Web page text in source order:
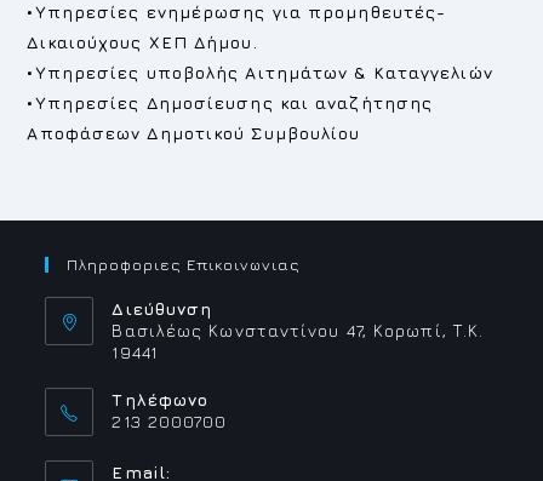
•Υπηρεσίες ενημέρωσης για προμηθευτές-
Δικαιούχους ΧΕΠ Δήμου.
•Υπηρεσίες υποβολής Αιτημάτων & Καταγγελιών
•Υπηρεσίες Δημοσίευσης και αναζήτησης
Αποφάσεων Δημοτικού Συμβουλίου
Πληροφοριες Επικοινωνιας
Διεύθυνση
Βασιλέως Κωνσταντίνου 47, Κορωπί, Τ.Κ.
19441
Τηλέφωνο
213 2000700
Email: